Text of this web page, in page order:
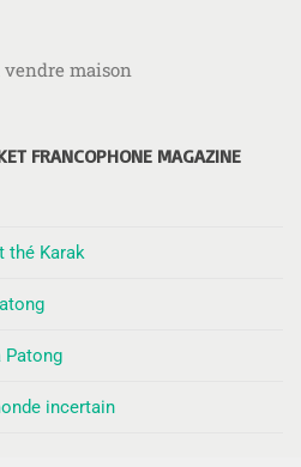
FRANCOPHONE MAGAZINE
thé Karak
Patong
incertain